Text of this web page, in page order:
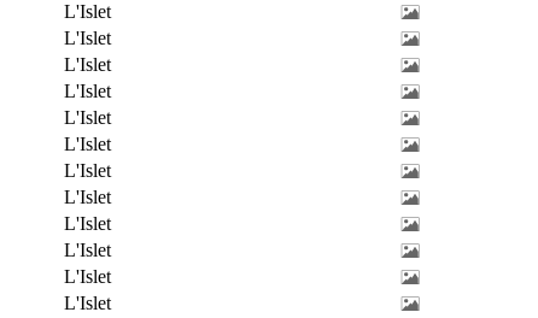
L'Islet
L'Islet
L'Islet
L'Islet
L'Islet
L'Islet
L'Islet
L'Islet
L'Islet
L'Islet
L'Islet
L'Islet